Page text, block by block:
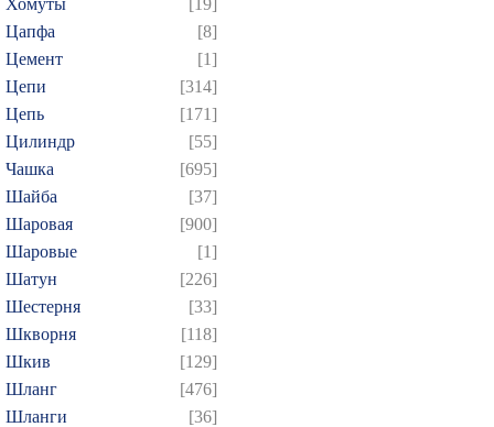
Хомуты
[19]
Цапфа
[8]
Цемент
[1]
Цепи
[314]
Цепь
[171]
Цилиндр
[55]
Чашка
[695]
Шайба
[37]
Шаровая
[900]
Шаровые
[1]
Шатун
[226]
Шестерня
[33]
Шкворня
[118]
Шкив
[129]
Шланг
[476]
Шланги
[36]